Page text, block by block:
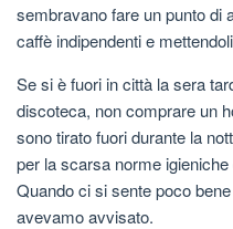
sembravano fare un punto di
caffè indipendenti e
Se si è fuori in città la sera
discoteca, non comprare un
sono tirato fuori durante la
per la scarsa norme
Quando ci si sente poco
avevamo avvisato.